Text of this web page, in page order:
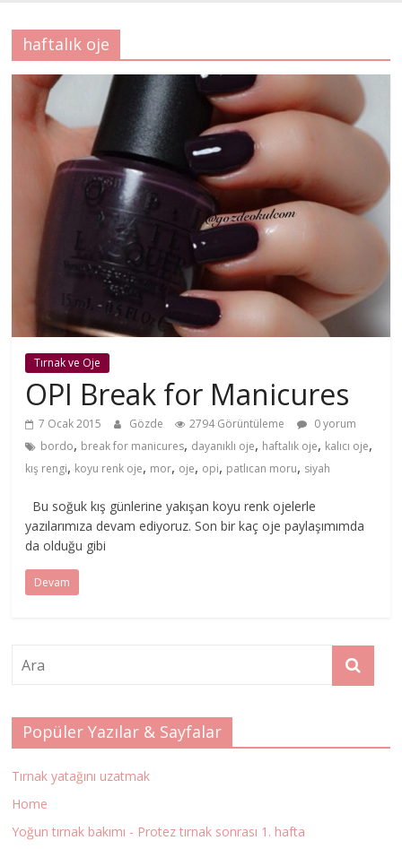
haftalık oje
Tırnak ve Oje
OPI Break for Manicures
7 Ocak 2015 Gözde 2794 Görüntüleme
0 yorum
bordo, break for manicures, dayanıklı oje, haftalık oje, kalıcı oje,
kış rengi, koyu renk oje, mor, oje, opi, patlıcan moru, siyah
Bu soğuk kış günlerine yakışan koyu renk ojelerle
yazılarımıza devam ediyoruz. Son bir kaç oje paylaşımımda
da olduğu gibi
Devam
Popüler Yazılar & Sayfalar
Tırnak yatağını uzatmak
Home
Yoğun tırnak bakımı - Protez tırnak sonrası 1. hafta